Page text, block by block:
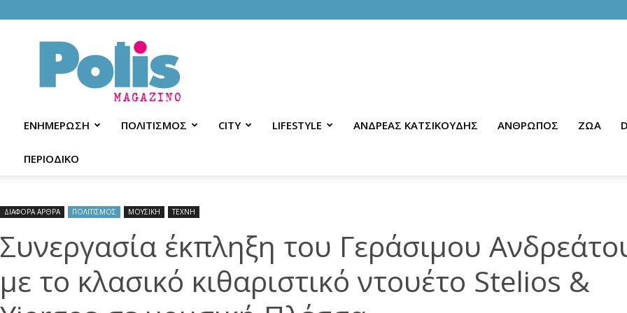
Polis
Magazino
ΕΝΗΜΕΡΩΣΗ ΠΟΛΙΤΙΣΜΟΣ CITY LIFESTYLE ΑΝΔΡΕΑΣ ΚΑΤΣΙΚΟΥΔΗΣ ΑΝΘΡΩΠΟΣ ΖΩΑ
ΠΕΡΙΟΔΙΚΟ
ΔΙΑΦΟΡΑ ΑΡΘΡΑ ΠΟΛΙΤΙΣΜΟΣ ΜΟΥΣΙΚΗ ΤΕΧΝΗ
Συνεργασία έκπληξη του Γεράσιμου
με το κλασικό κιθαριστικό ντουέτο Stelios &